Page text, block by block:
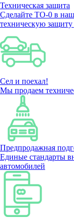
Техническая защита
Сделайте ТО-0 в
техническую
Сел и поехал!
Мы продаем
Предпродажная
Единые стандарты
автомобилей